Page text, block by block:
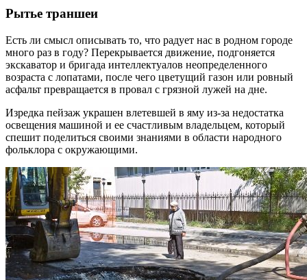
Рытье траншеи
Есть ли смысл описывать то, что радует нас в родном городе
много раз в году? Перекрывается движение, подгоняется
экскаватор и бригада интеллектуалов неопределенного
возраста с лопатами, после чего цветущий газон или ровный
асфальт превращается в провал с грязной лужей на дне.
Изредка пейзаж украшен влетевшей в яму из-за недостатка
освещения машиной и ее счастливым владельцем, который
спешит поделиться своими знаниями в области народного
фольклора с окружающими.